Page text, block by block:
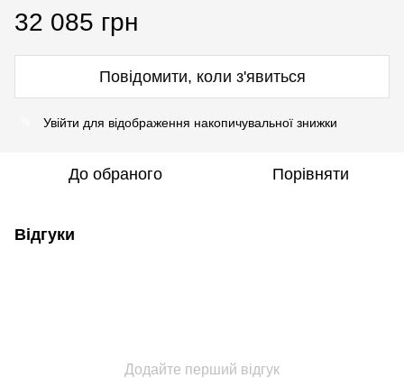
32 085 грн
Повідомити, коли з'явиться
Увійти для відображення накопичувальної знижки
До обраного Порівняти
Відгуки
Додайте перший відгук